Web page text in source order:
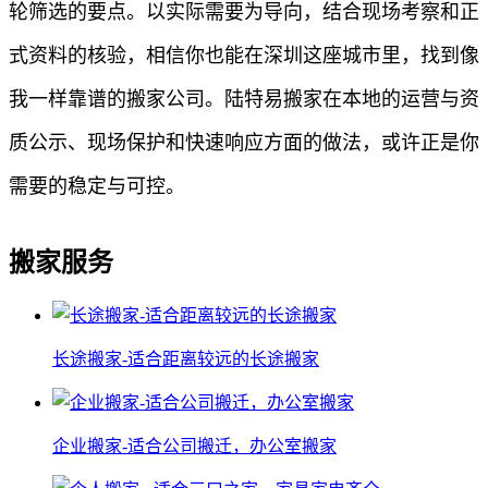
轮筛选的要点。以实际需要为导向，结合现场考察和正
式资料的核验，相信你也能在深圳这座城市里，找到像
我一样靠谱的搬家公司。陆特易搬家在本地的运营与资
质公示、现场保护和快速响应方面的做法，或许正是你
需要的稳定与可控。
搬家服务
长途搬家-适合距离较远的长途搬家
企业搬家-适合公司搬迁，办公室搬家